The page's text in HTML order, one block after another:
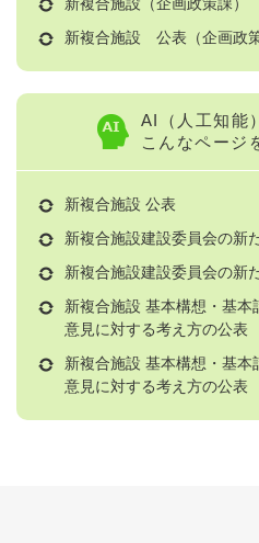
新複合施設 公表（企画政策
AI（人工知能
こんなページ
新複合施設 公表
新複合施設建設委員会の新
新複合施設建設委員会の新
新複合施設 基本構想・基本
意見に対する考え方の公表
新複合施設 基本構想・基本
意見に対する考え方の公表